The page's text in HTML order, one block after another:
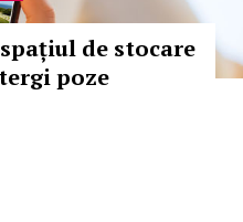
de stocare
poze